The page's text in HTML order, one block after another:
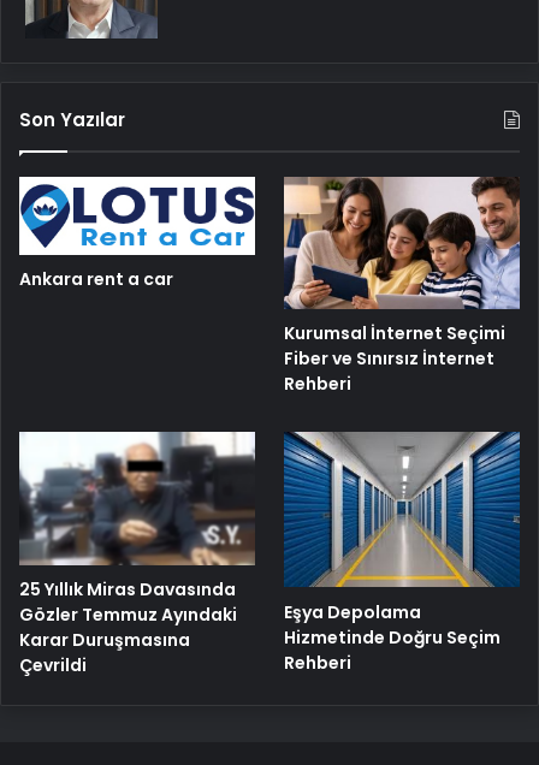
Son Yazılar
Ankara rent a car
Kurumsal İnternet Seçimi
Fiber ve Sınırsız İnternet
Rehberi
25 Yıllık Miras Davasında
Gözler Temmuz Ayındaki
Karar Duruşmasına
Çevrildi
Eşya Depolama
Hizmetinde Doğru Seçim
Rehberi